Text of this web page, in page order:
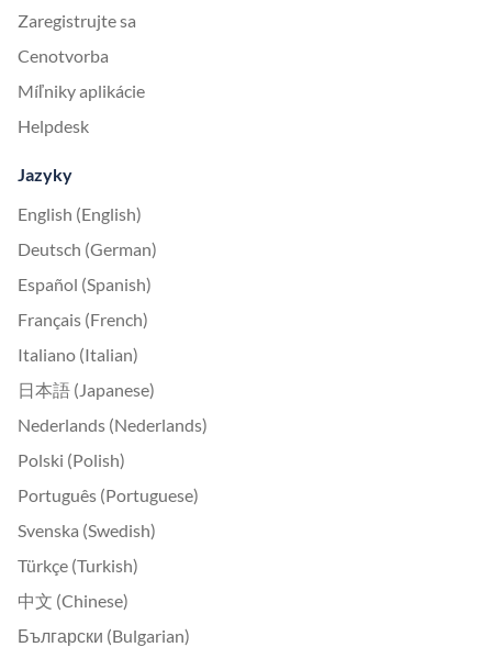
Zaregistrujte sa
Cenotvorba
Míľniky aplikácie
Helpdesk
Jazyky
English (English)
Deutsch (German)
Español (Spanish)
Français (French)
Italiano (Italian)
日本語 (Japanese)
Nederlands (Nederlands)
Polski (Polish)
Português (Portuguese)
Svenska (Swedish)
Türkçe (Turkish)
中文 (Chinese)
Български (Bulgarian)